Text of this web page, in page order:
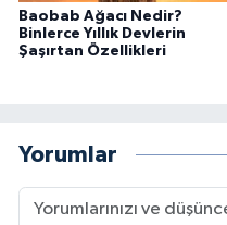
Baobab Ağacı Nedir?
Binlerce Yıllık Devlerin
Şaşırtan Özellikleri
Yorumlar